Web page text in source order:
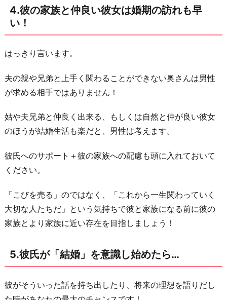
婚
を
延
し
に
す
る
氏
も…
と
め
4.彼の家族と仲良い彼女は婚期の訪れも早
い！
はっきり言います。
夫の親や兄弟と上手く関わることができない奥さんは男性
が求める相手ではありません！
姑や夫兄弟と仲良く出来る、もしくは自然と仲が良い彼女
のほうが結婚生活も楽だと、男性は考えます。
彼氏へのサポート＋彼の家族への配慮も頭に入れておいて
ください。
「こびを売る」のではなく、「これから一生関わっていく
大切な人たちだ」という気持ちで彼と家族になる前に彼の
家族とより家族に近い存在を目指しましょう！
5.彼氏が「結婚」を意識し始めたら…
彼がそういった話を持ち出したり、将来の理想を語りだし